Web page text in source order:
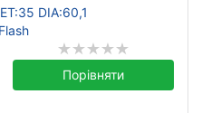
DIA:60,1
Порівняти